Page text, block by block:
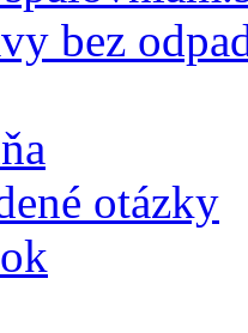
bez
otázky